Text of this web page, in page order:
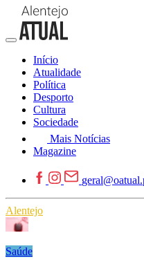
Início
Atualidade
Política
Desporto
Cultura
Sociedade
Mais Notícias
Magazine
Alentejo
Saúde